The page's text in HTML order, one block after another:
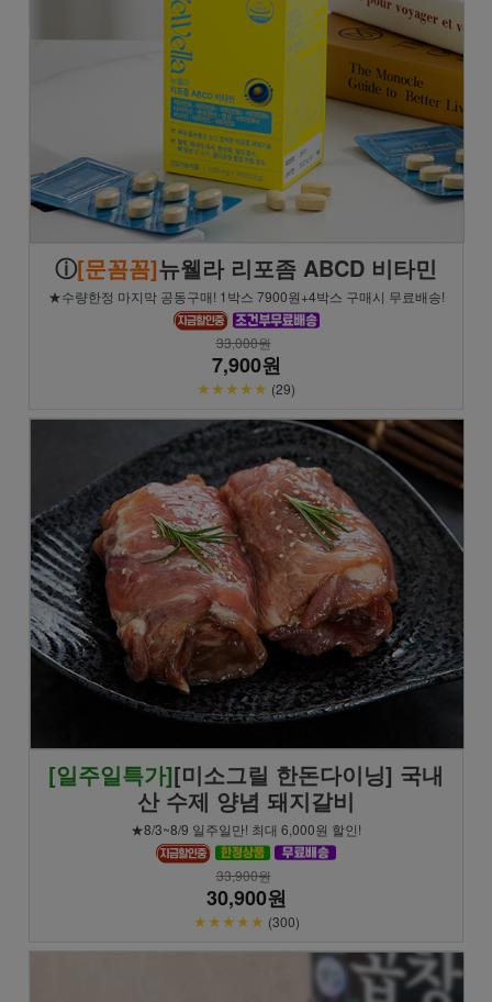
ⓘ[문꼼꼼]뉴웰라 리포좀 ABCD 비타민
★수량한정 마지막 공동구매! 1박스 7900원+4박스 구매시 무료배송!
33,000원
7,900원
★★★★★ (29)
[일주일특가][미소그릴 한돈다이닝] 국내
산 수제 양념 돼지갈비
★8/3~8/9 일주일만! 최대 6,000원 할인!
33,900원
30,900원
★★★★★ (300)